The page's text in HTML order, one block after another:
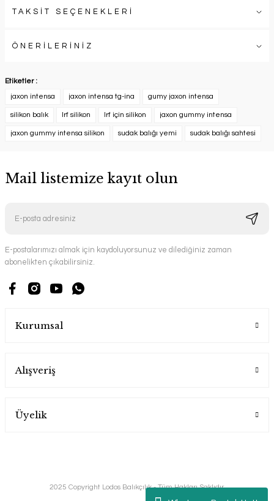
TAKSİT SEÇENEKLERİ
ÖNERİLERİNİZ
Etiketler :
jaxon intensa
jaxon intensa tg-ina gumy jaxon intensa
silikon balık lrf silikon lrf için silikon jaxon gummy intensa
jaxon gummy intensa silikon sudak balığı yemi sudak balığı sahtesi
Mail listemize kayıt olun
E-postalarımızı almak için kaydoluyorsunuz ve dilediğiniz zaman
abonelikten çıkabilirsiniz.
Kurumsal
Alışveriş
Üyelik
2025 Copyright Lodos Balıkçılık - Tüm Hakları Saklıdır.